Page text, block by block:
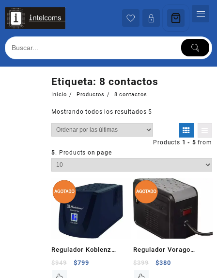
contenido
Etiqueta: 8 contactos
Inicio Productos 8 contactos
Mostrando todos los resultados 5
Products 1 - 5 from
5. Products on page
Regulador Koblenz
2250VA 1000W 8
Contactos Gold ER-2250
$949 $799
Regulador Vorago
1400VA 650W 8
Contactos Negro
$399 $380